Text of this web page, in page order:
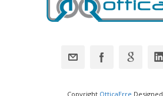
Copyright OtticaErre Designed